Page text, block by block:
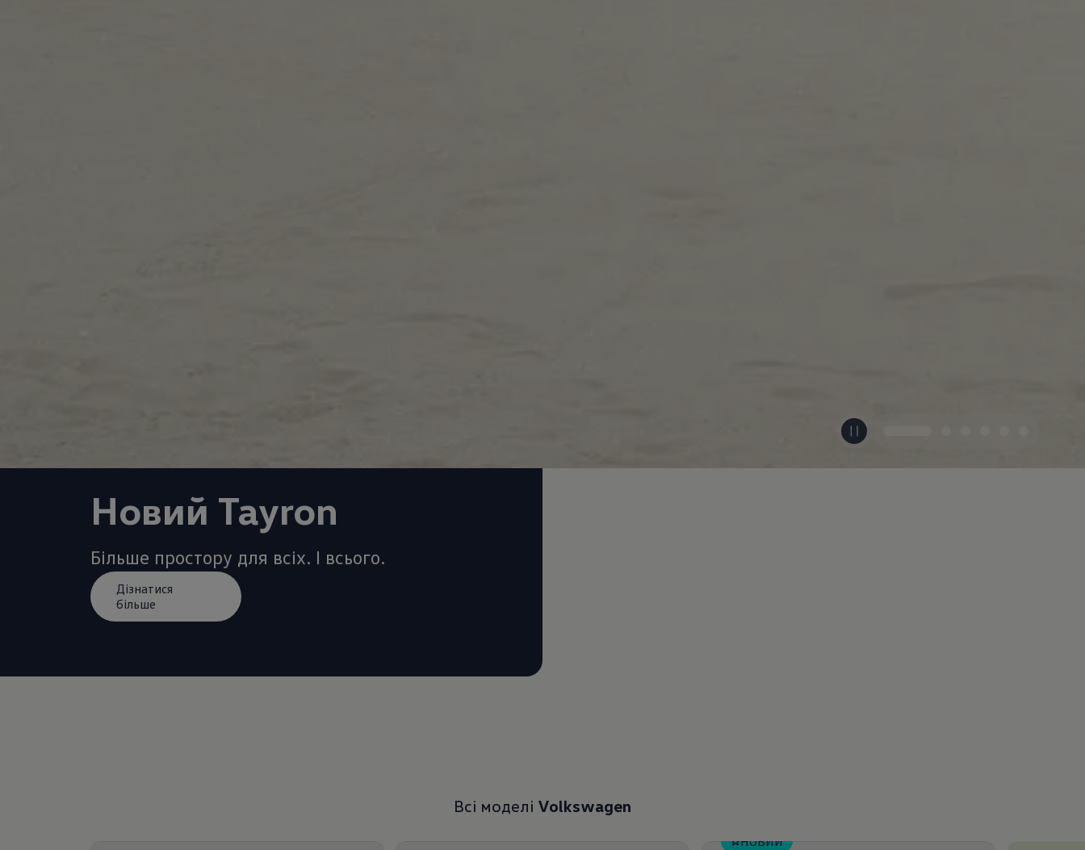
Новий Tayron
Більше простору для всіх. І всього.
Дізнатися
більше
Всі моделі Volkswagen
НОВИЙ